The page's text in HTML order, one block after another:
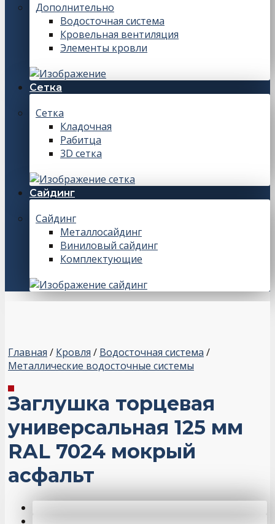
Дополнительно
Водосточная система
Кровельная вентиляция
Элементы кровли
Сетка
Сетка
Кладочная
Рабитца
3D сетка
Сайдинг
Сайдинг
Металлосайдинг
Виниловый сайдинг
Комплектующие
Главная / Кровля / Водосточная система /
Металлические водосточные системы
Заглушка торцевая
универсальная 125 мм
RAL 7024 мокрый
асфальт